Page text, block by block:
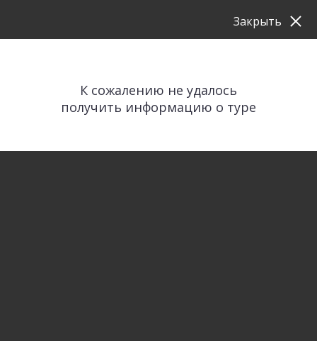
К сожалению не удалось
получить информацию о туре
Закрыть